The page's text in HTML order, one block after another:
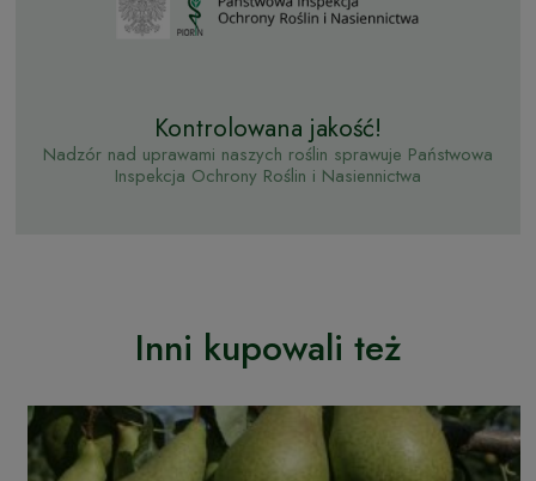
Kontrolowana jakość!
Nadzór nad uprawami naszych roślin sprawuje Państwowa
Inspekcja Ochrony Roślin i Nasiennictwa
Inni kupowali też